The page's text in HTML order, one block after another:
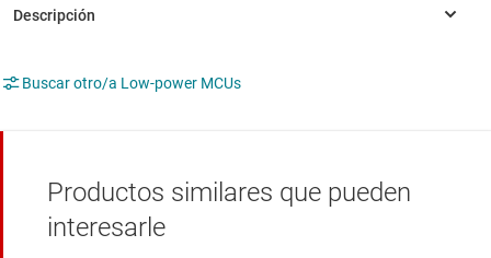
Buscar otro/a Low-power MCUs
Productos similares que pueden
interesarle